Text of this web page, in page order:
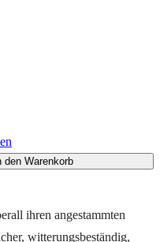
den Warenkorb
ihren angestammten
witterungsbeständig,